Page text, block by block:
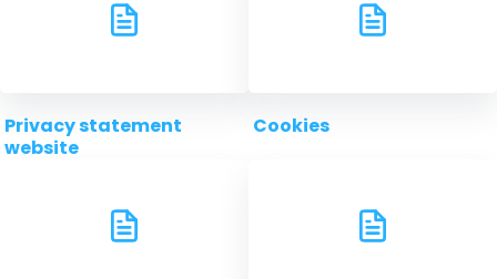
Privacy statement
website
Cookies